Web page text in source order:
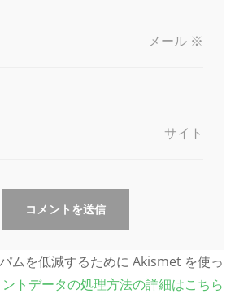
メール ※
サイト
ムを低減するために Akismet を使っ
ントデータの処理方法の詳細はこちら